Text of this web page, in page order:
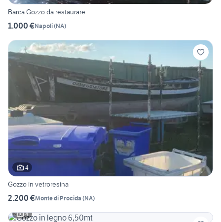
Barca Gozzo da restaurare
1.000 €Napoli(NA)
4
Gozzo in vetroresina
2.200 €Monte di Procida (NA)
4